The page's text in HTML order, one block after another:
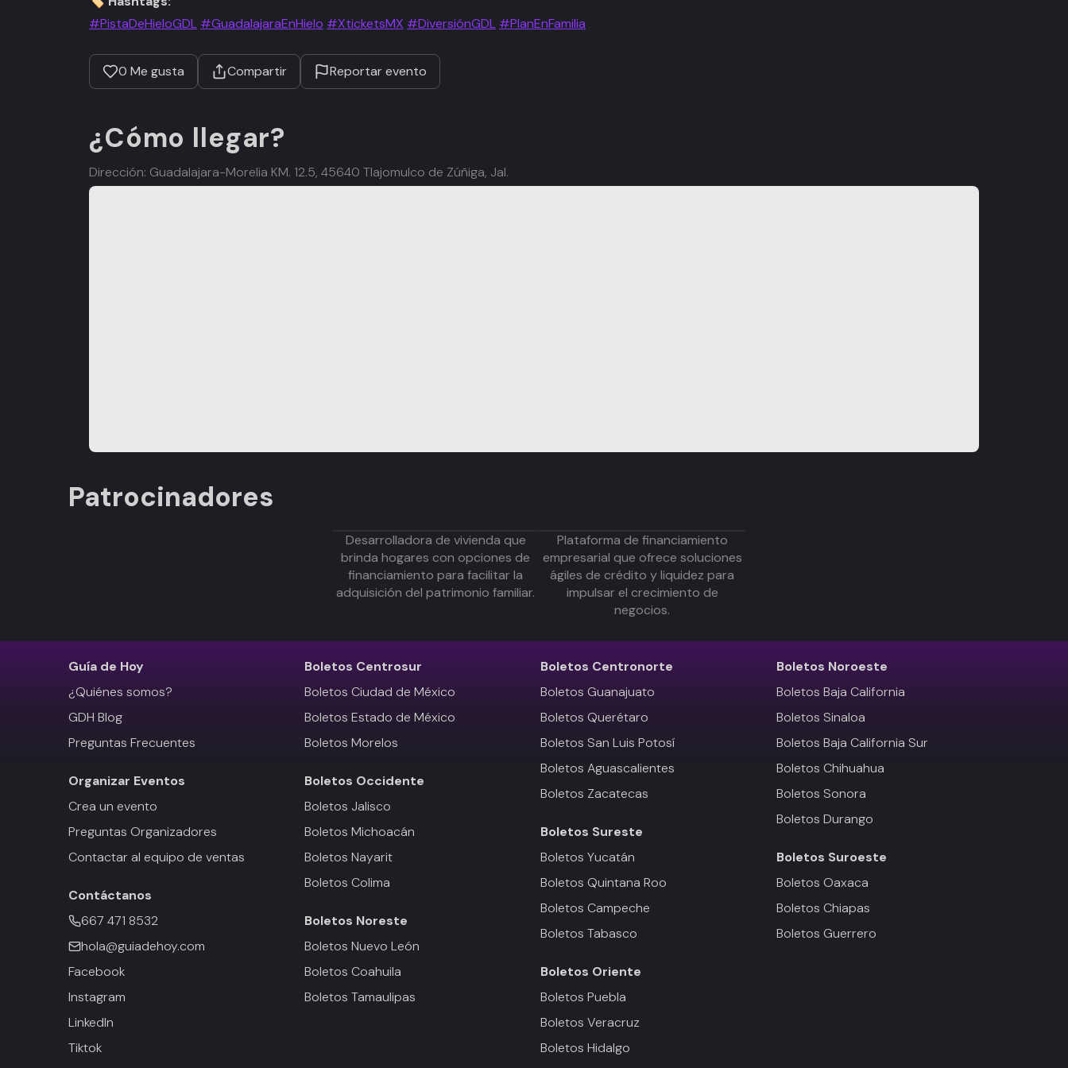
#PistaDeHieloGDL #GuadalajaraEnHielo #XticketsMX #DiversiónGDL #PlanEnFamilia
0 Me gusta Compartir Reportar evento
¿Cómo llegar?
Dirección: Guadalajara-Morelia KM. 12.5, 45640 Tlajomulco de Zúñiga, Jal.
Patrocinadores
Desarrolladora de vivienda que
brinda hogares con opciones de
financiamiento para facilitar la
adquisición del patrimonio familiar.
Plataforma de financiamiento
empresarial que ofrece soluciones
ágiles de crédito y liquidez para
impulsar el crecimiento de
negocios.
Guía de Hoy
¿Quiénes somos?
GDH Blog
Preguntas Frecuentes
Organizar Eventos
Crea un evento
Preguntas Organizadores
Contactar al equipo de ventas
Contáctanos
667 471 8532
hola@guiadehoy.com
Facebook
Instagram
LinkedIn
Tiktok
Boletos Centrosur
Boletos Ciudad de México
Boletos Estado de México
Boletos Morelos
Boletos Occidente
Boletos Jalisco
Boletos Michoacán
Boletos Nayarit
Boletos Colima
Boletos Noreste
Boletos Nuevo León
Boletos Coahuila
Boletos Tamaulipas
Boletos Centronorte
Boletos Guanajuato
Boletos Querétaro
Boletos San Luis Potosí
Boletos Aguascalientes
Boletos Zacatecas
Boletos Sureste
Boletos Yucatán
Boletos Quintana Roo
Boletos Campeche
Boletos Tabasco
Boletos Oriente
Boletos Puebla
Boletos Veracruz
Boletos Hidalgo
Boletos Noroeste
Boletos Baja California
Boletos Sinaloa
Boletos Baja California Sur
Boletos Chihuahua
Boletos Sonora
Boletos Durango
Boletos Suroeste
Boletos Oaxaca
Boletos Chiapas
Boletos Guerrero